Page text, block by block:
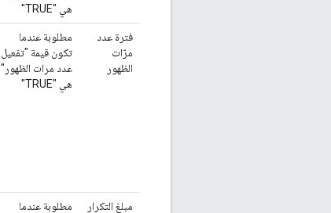
هي "TRUE"
فترة عدد
مرّات
الظهور
مطلوبة عندما
تكون قيمة "تفعيل
عدد مرات الظهور"
هي "TRUE"
مبلغ التكرار
مطلوبة عندما